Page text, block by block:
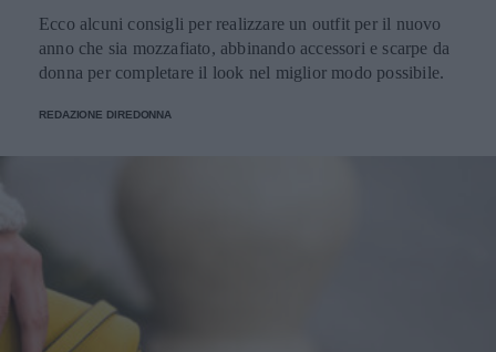
Ecco alcuni consigli per realizzare un outfit per il nuovo
anno che sia mozzafiato, abbinando accessori e scarpe da
donna per completare il look nel miglior modo possibile.
REDAZIONE DIREDONNA